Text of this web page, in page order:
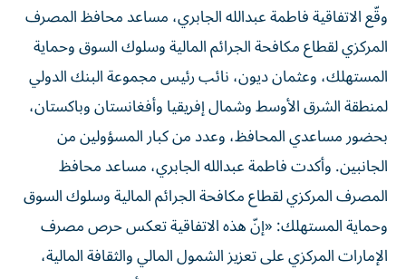
وقّع الاتفاقية فاطمة عبدالله الجابري، مساعد محافظ المصرف
المركزي لقطاع مكافحة الجرائم المالية وسلوك السوق وحماية
المستهلك، وعثمان ديون، نائب رئيس مجموعة البنك الدولي
لمنطقة الشرق الأوسط وشمال إفريقيا وأفغانستان وباكستان،
بحضور مساعدي المحافظ، وعدد من كبار المسؤولين من
الجانبين. وأكدت فاطمة عبدالله الجابري، مساعد محافظ
المصرف المركزي لقطاع مكافحة الجرائم المالية وسلوك السوق
وحماية المستهلك: «إنّ هذه الاتفاقية تعكس حرص مصرف
الإمارات المركزي على تعزيز الشمول المالي والثقافة المالية،